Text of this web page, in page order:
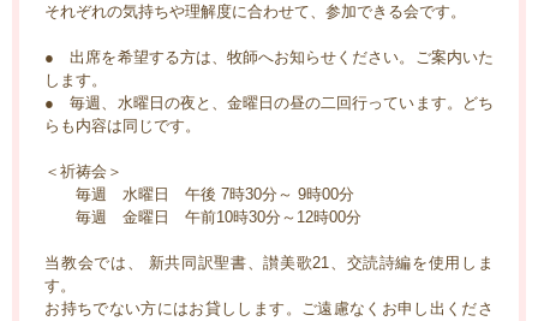
それぞれの気持ちや理解度に合わせて、参加できる会です。
● 出席を希望する方は、牧師へお知らせください。ご案内いた
します。
● 毎週、水曜日の夜と、金曜日の昼の二回行っています。どち
らも内容は同じです。
＜祈祷会＞
毎週 水曜日 午後 7時30分～ 9時00分
毎週 金曜日 午前10時30分～12時00分
当教会では、 新共同訳聖書、讃美歌21、交読詩編を使用しま
す。
お持ちでない方にはお貸しします。ご遠慮なくお申し出くださ